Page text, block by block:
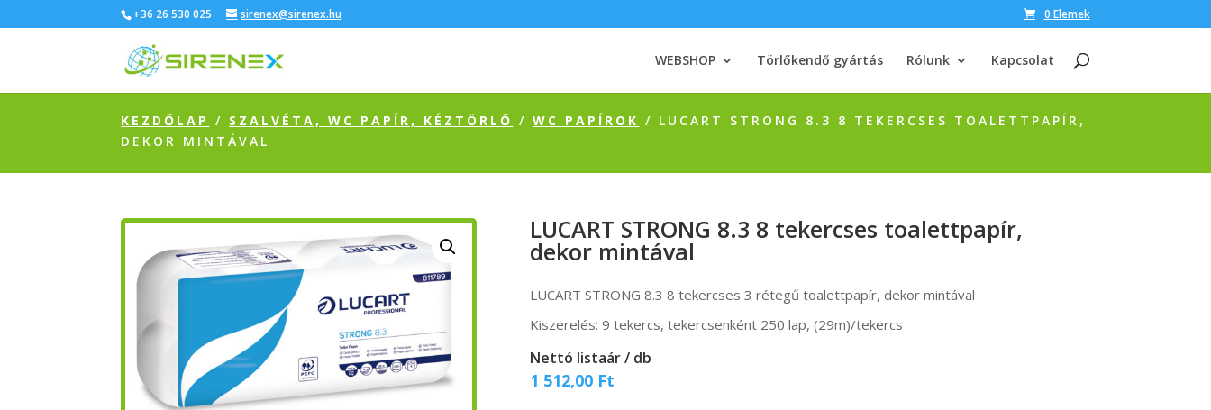
+36 26 530 025 sirenex@sirenex.hu 0 Elemek
WEBSHOP Törlőkendő gyártás Rólunk Kapcsolat
KEZDŐLAP / SZALVÉTA, WC PAPÍR, KÉZTÖRLŐ /WC PAPÍROK / LUCART STRONG 8.3 8 TEKERCSES TOALETTPAPÍR,
DEKOR MINTÁVAL
LUCART STRONG 8.3 8 tekercses toalettpapír,
dekor mintával
LUCART STRONG 8.3 8 tekercses 3 rétegű toalettpapír, dekor mintával
Kiszerelés: 9 tekercs, tekercsenként 250 lap, (29m)/tekercs
Nettó listaár / db
1 512,00 Ft